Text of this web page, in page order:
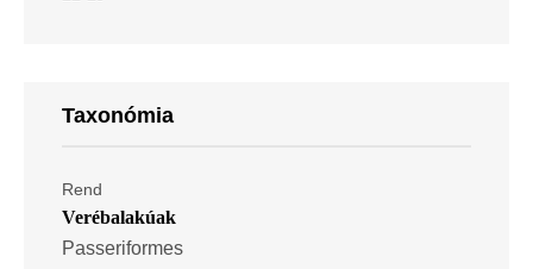
Taxonómia
Rend
Verébalakúak
Passeriformes